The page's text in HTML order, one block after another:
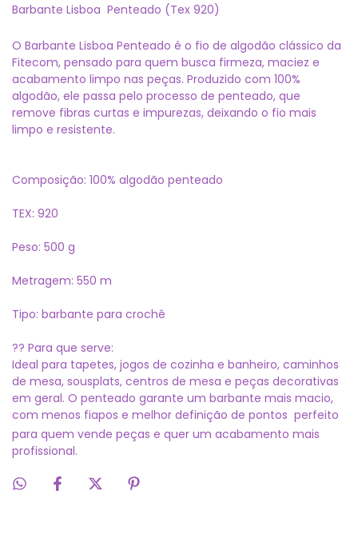
Barbante Lisboa  Penteado (Tex 920)
O Barbante Lisboa Penteado é o fio de algodão clássico da
Fitecom, pensado para quem busca firmeza, maciez e
acabamento limpo nas peças. Produzido com 100%
algodão, ele passa pelo processo de penteado, que
remove fibras curtas e impurezas, deixando o fio mais
limpo e resistente.
Composição: 100% algodão penteado
TEX: 920
Peso: 500 g
Metragem: 550 m
Tipo: barbante para crochê
?? Para que serve:
Ideal para tapetes, jogos de cozinha e banheiro, caminhos
de mesa, sousplats, centros de mesa e peças decorativas
em geral. O penteado garante um barbante mais macio,
com menos fiapos e melhor definição de pontos  perfeito
para quem vende peças e quer um acabamento mais
profissional.